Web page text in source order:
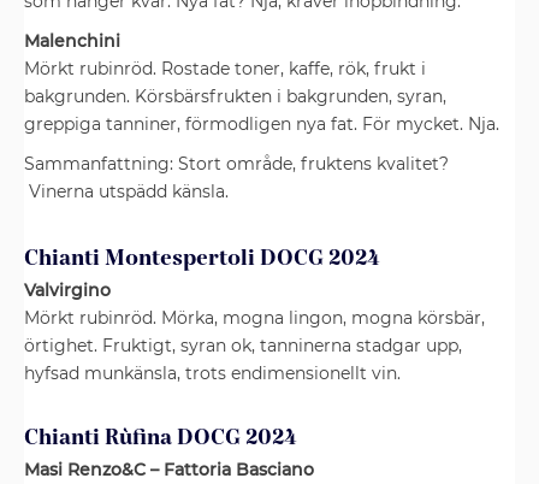
Malenchini
Mörkt rubinröd. Rostade toner, kaffe, rök, frukt i
bakgrunden. Körsbärsfrukten i bakgrunden, syran,
greppiga tanniner, förmodligen nya fat. För mycket. Nja.
Sammanfattning: Stort område, fruktens kvalitet?
Vinerna utspädd känsla.
Chianti Montespertoli DOCG 2024
Valvirgino
Mörkt rubinröd. Mörka, mogna lingon, mogna körsbär,
örtighet. Fruktigt, syran ok, tanninerna stadgar upp,
hyfsad munkänsla, trots endimensionellt vin.
Chianti Rùfina DOCG 2024
Masi Renzo&C – Fattoria Basciano